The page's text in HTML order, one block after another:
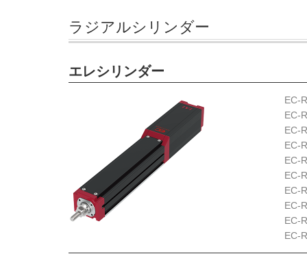
ラジアルシリンダー
エレシリンダー
EC-
EC-
EC-
EC-
EC-
EC-
EC-
EC-
EC-
EC-